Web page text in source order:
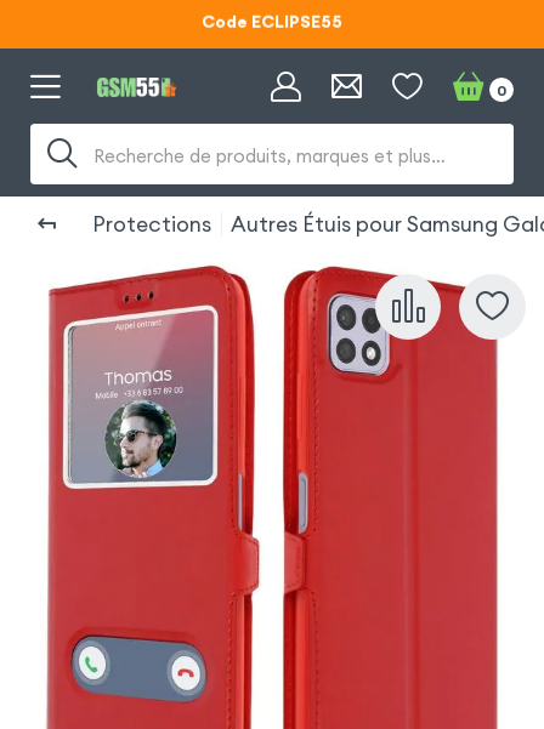
Lunettes d'éclipse OFFERTES
Code ECLIPSE55
Recherche de produits, marques et plus…
0
Protections Autres Étuis pour Samsung